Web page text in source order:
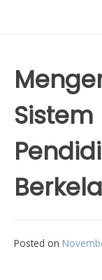
Sistem
Posted on